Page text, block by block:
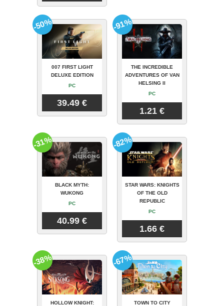
007 FIRST LIGHT
DELUXE EDITION
PC
39.49 €
-50%
THE INCREDIBLE
ADVENTURES OF VAN
HELSING II
PC
1.21 €
-91%
BLACK MYTH:
WUKONG
PC
40.99 €
-31%
STAR WARS: KNIGHTS
OF THE OLD
REPUBLIC
PC
1.66 €
-82%
HOLLOW KNIGHT:
-38%
TOWN TO CITY
-67%